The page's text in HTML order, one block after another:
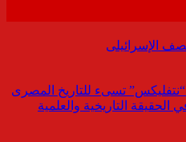
الإسرائيلى
تسىء للتاريخ المصرى
الحقيقة التاريخية والعلمية